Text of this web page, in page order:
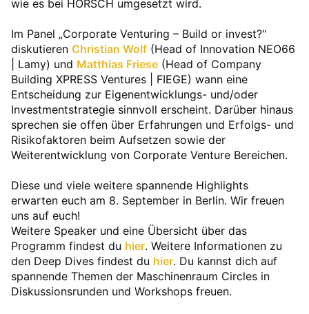
wie es bei HORSCH umgesetzt wird.
Im Panel „Corporate Venturing – Build or invest?"
diskutieren Christian Wolf (Head of Innovation NEO66
| Lamy) und Matthias Friese (Head of Company
Building XPRESS Ventures | FIEGE) wann eine
Entscheidung zur Eigenentwicklungs- und/oder
Investmentstrategie sinnvoll erscheint. Darüber hinaus
sprechen sie offen über Erfahrungen und Erfolgs- und
Risikofaktoren beim Aufsetzen sowie der
Weiterentwicklung von Corporate Venture Bereichen.
Diese und viele weitere spannende Highlights
erwarten euch am 8. September in Berlin. Wir freuen
uns auf euch!
Weitere Speaker und eine Übersicht über das
Programm findest du hier. Weitere Informationen zu
den Deep Dives findest du hier. Du kannst dich auf
spannende Themen der Maschinenraum Circles in
Diskussionsrunden und Workshops freuen.